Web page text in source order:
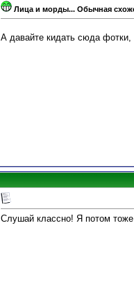
Лица и морды... Обычная
А давайте кидать сюда
Слушай классно! Я потом